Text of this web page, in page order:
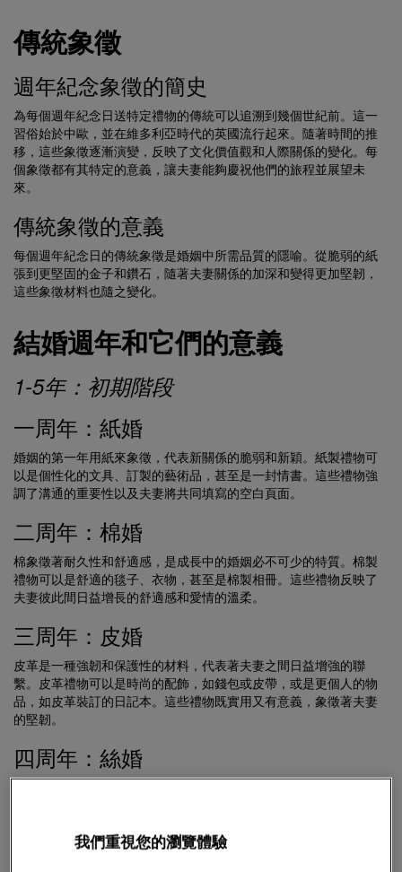
傳統象徵
週年紀念象徵的簡史
為每個週年紀念日送特定禮物的傳統可以追溯到幾個世紀前。這一
習俗始於中歐，並在維多利亞時代的英國流行起來。隨著時間的推
移，這些象徵逐漸演變，反映了文化價值觀和人際關係的變化。每
個象徵都有其特定的意義，讓夫妻能夠慶祝他們的旅程並展望未
來。
傳統象徵的意義
每個週年紀念日的傳統象徵是婚姻中所需品質的隱喻。從脆弱的紙
張到更堅固的金子和鑽石，隨著夫妻關係的加深和變得更加堅韌，
這些象徵材料也隨之變化。
結婚週年和它們的意義
1-5年：初期階段
一周年：紙婚
婚姻的第一年用紙來象徵，代表新關係的脆弱和新穎。紙製禮物可
以是個性化的文具、訂製的藝術品，甚至是一封情書。這些禮物強
調了溝通的重要性以及夫妻將共同填寫的空白頁面。
二周年：棉婚
棉象徵著耐久性和舒適感，是成長中的婚姻必不可少的特質。棉製
禮物可以是舒適的毯子、衣物，甚至是棉製相冊。這些禮物反映了
夫妻彼此間日益增長的舒適感和愛情的溫柔。
三周年：皮婚
皮革是一種強韌和保護性的材料，代表著夫妻之間日益增強的聯
繫。皮革禮物可以是時尚的配飾，如錢包或皮帶，或是更個人的物
品，如皮革裝訂的日記本。這些禮物既實用又有意義，象徵著夫妻
的堅韌。
四周年：絲婚
五周年：木婚
我們重視您的瀏覽體驗